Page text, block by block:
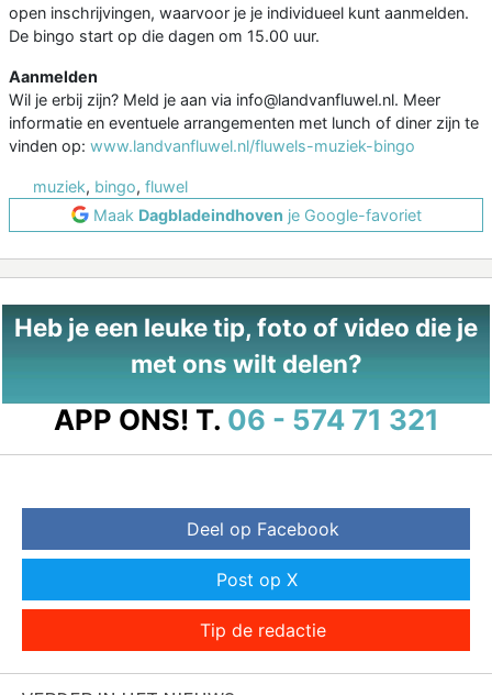
open inschrijvingen, waarvoor je je individueel kunt aanmelden.
De bingo start op die dagen om 15.00 uur.
Aanmelden
Wil je erbij zijn? Meld je aan via info@landvanfluwel.nl. Meer
informatie en eventuele arrangementen met lunch of diner zijn te
vinden op: www.landvanfluwel.nl/fluwels-muziek-bingo
muziek, bingo, fluwel
Maak Dagbladeindhoven je Google-favoriet
Heb je een leuke tip, foto of video die je
met ons wilt delen?
APP ONS! T. 06 - 574 71 321
Deel op Facebook
Post op X
Tip de redactie